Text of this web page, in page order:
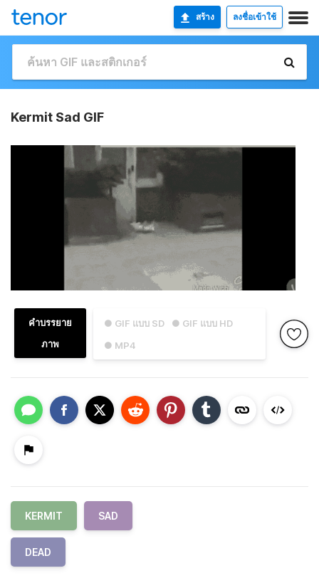
สร้าง ลงชื่อเข้าใช้
Kermit Sad GIF
● GIF แบบ SD
● GIF แบบ HD
● MP4
คำบรรยาย
ภาพ
KERMIT SAD
DEAD